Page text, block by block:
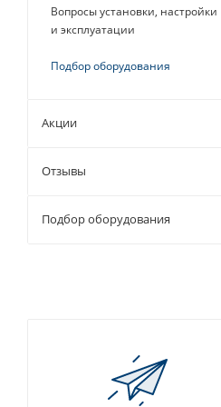
Вопросы установки, настройки
и эксплуатации
Подбор оборудования
Акции
Отзывы
Подбор оборудования